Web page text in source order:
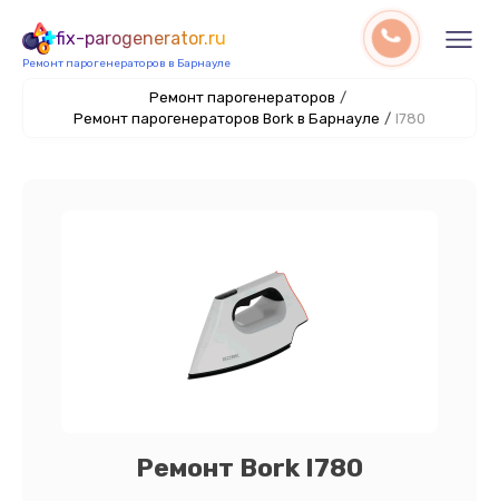
fix-parogenerator.ru
Ремонт парогенераторов в Барнауле
Ремонт парогенераторов /
Ремонт парогенераторов Bork в Барнауле / I780
Ремонт Bork I780